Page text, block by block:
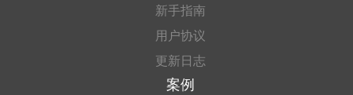
新手指南
用户协议
更新日志
案例